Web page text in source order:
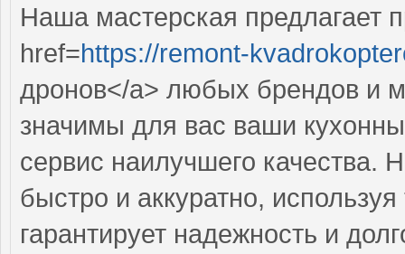
Наша мастерская предлагает
href=https://remont-
дронов</a> любых брендов и
значимы для вас ваши
сервис наилучшего
быстро и аккуратно,
гарантирует надежность и